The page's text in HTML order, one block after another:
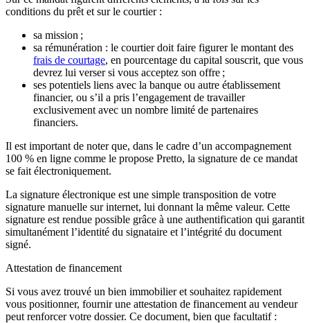
conditions du prêt et sur le courtier :
sa mission ;
sa rémunération : le courtier doit faire figurer le montant des
frais de courtage, en pourcentage du capital souscrit, que vous
devrez lui verser si vous acceptez son offre ;
ses potentiels liens avec la banque ou autre établissement
financier, ou s’il a pris l’engagement de travailler
exclusivement avec un nombre limité de partenaires
financiers.
Il est important de noter que, dans le cadre d’un accompagnement
100 % en ligne comme le propose Pretto, la signature de ce mandat
se fait électroniquement.
La signature électronique est une simple transposition de votre
signature manuelle sur internet, lui donnant la même valeur. Cette
signature est rendue possible grâce à une authentification qui garantit
simultanément l’identité du signataire et l’intégrité du document
signé.
Attestation de financement
Si vous avez trouvé un bien immobilier et souhaitez rapidement
vous positionner, fournir une attestation de financement au vendeur
peut renforcer votre dossier. Ce document, bien que facultatif :